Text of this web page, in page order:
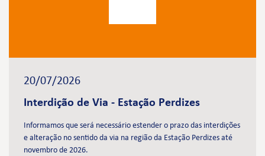
20/07/2026
Interdição de Via - Estação Perdizes
Informamos que será necessário estender o prazo das interdições
e alteração no sentido da via na região da Estação Perdizes até
novembro de 2026.